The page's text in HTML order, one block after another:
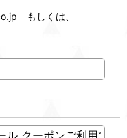
もしくは、